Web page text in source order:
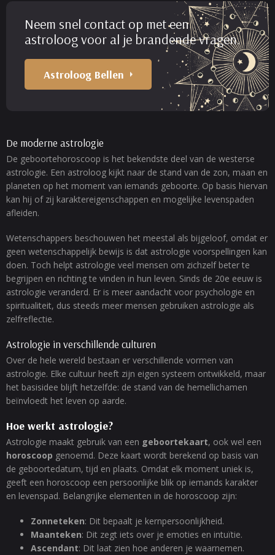
Neem snel contact op met een
astroloog voor al je brandende vragen.
Astroloog Bellen
De moderne astrologie
De geboortehoroscoop is het bekendste deel van de westerse
astrologie. Een astroloog kijkt naar de stand van de zon, maan en
planeten op het moment van iemands geboorte. Op basis hiervan
kan hij of zij karaktereigenschappen en mogelijke levenspaden
afleiden.
Wetenschappers beschouwen het meestal als bijgeloof, omdat er
geen wetenschappelijk bewijs is dat astrologie voorspellingen kan
doen. Toch helpt astrologie veel mensen om zichzelf beter te
begrijpen en richting te vinden in hun leven. Sinds de 20e eeuw is
astrologie veranderd. Er is meer aandacht voor psychologie en
spiritualiteit, dus steeds meer mensen gebruiken astrologie als
zelfreflectie.
Astrologie in verschillende culturen
Over de hele wereld bestaan er verschillende vormen van
astrologie. Elke cultuur heeft zijn eigen systeem ontwikkeld, maar
het basisidee blijft hetzelfde: de stand van de hemellichamen
beïnvloedt het leven op aarde.
Hoe werkt astrologie?
Astrologie maakt gebruik van een geboortekaart, ook wel een
horoscoop genoemd. Deze kaart wordt berekend op basis van
de geboortedatum, tijd en plaats. Omdat elk moment uniek is,
geeft een horoscoop een persoonlijke blik op iemands karakter
en levenspad. Belangrijke elementen in de horoscoop zijn:
Zonneteken: Dit bepaalt je kernpersoonlijkheid.
Maanteken: Dit zegt iets over je emoties en intuïtie.
Ascendant: Dit laat zien hoe anderen je waarnemen.